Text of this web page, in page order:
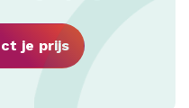
je prijs